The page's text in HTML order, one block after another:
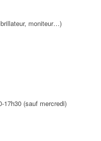
moniteur…)
17h30 (sauf mercredi)